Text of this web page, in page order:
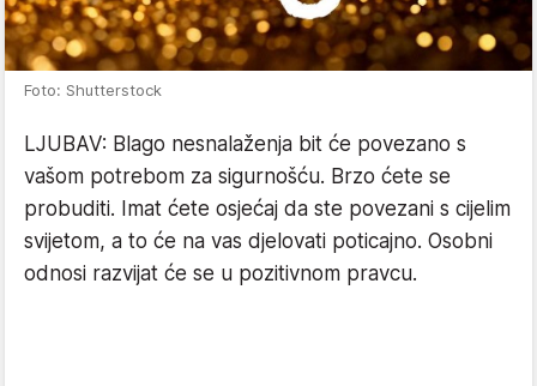
Foto: Shutterstock
LJUBAV: Blago nesnalaženja bit će povezano s
vašom potrebom za sigurnošću. Brzo ćete se
probuditi. Imat ćete osjećaj da ste povezani s cijelim
svijetom, a to će na vas djelovati poticajno. Osobni
odnosi razvijat će se u pozitivnom pravcu.